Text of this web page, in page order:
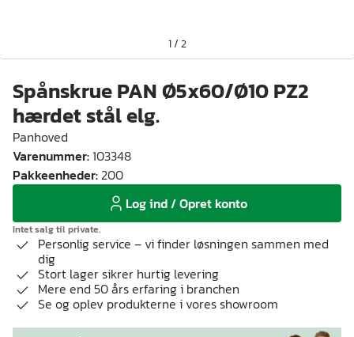
1/2
Spånskrue PAN Ø5x60/Ø10 PZ2
hærdet stål elg.
Panhoved
Varenummer:103348
Pakkeenheder:200
Log ind / Opret konto
Intet salg til private.
Personlig service – vi finder løsningen sammen med
dig
Stort lager sikrer hurtig levering
Mere end 50 års erfaring i branchen
Se og oplev produkterne i vores showroom